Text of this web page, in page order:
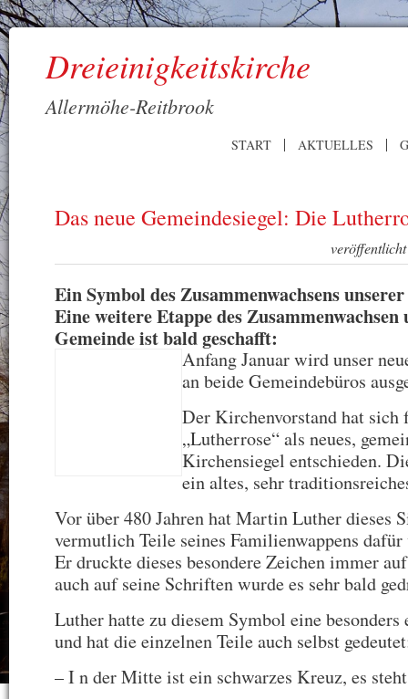
Dreieinigkeitskirche
Allermöhe-Reitbrook
START AKTUELLES
Das neue Gemeindesiegel: Die
Ein Symbol des Zusammenwachsens
Eine weitere Etappe des Zusammenwachsen
Gemeinde ist bald geschafft:
Anfang Januar wird unser
an beide Gemeindebüros
Der Kirchenvorstand hat sich
„Lutherrose“ als neues,
Kirchensiegel entschieden.
ein altes, sehr
Vor über 480 Jahren hat Martin Luther dieses
vermutlich Teile seines Familienwappens dafür
Er druckte dieses besondere Zeichen immer
auch auf seine Schriften wurde es sehr bald
Luther hatte zu diesem Symbol eine besonders
und hat die einzelnen Teile auch selbst
– I n der Mitte ist ein schwarzes Kreuz, es